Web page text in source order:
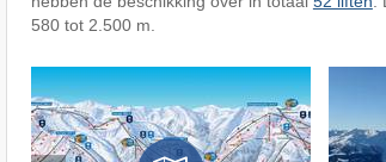
580 tot 2.500 m.